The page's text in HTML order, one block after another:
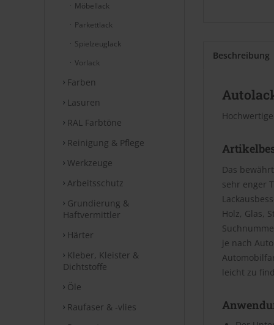
Möbellack
Parkettlack
Spielzeuglack
Vorlack
Farben
Lasuren
RAL Farbtöne
Reinigung & Pflege
Werkzeuge
Arbeitsschutz
Grundierung &
Haftvermittler
Härter
Kleber, Kleister &
Dichtstoffe
Öle
Raufaser & -vlies
Beschreibung
Das
sehr enger
Holz, Glas,
je nach
leicht zu